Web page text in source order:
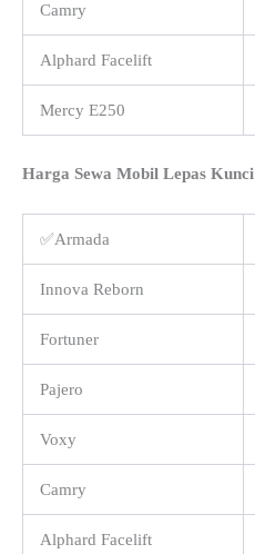
Camry
Alphard Facelift
Mercy E250
Harga Sewa Mobil Lepas Kunci
✅Armada
Innova Reborn
Fortuner
Pajero
Voxy
Camry
Alphard Facelift